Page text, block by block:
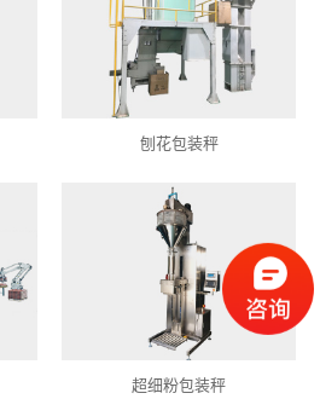
刨花包装秤
超细粉包装秤